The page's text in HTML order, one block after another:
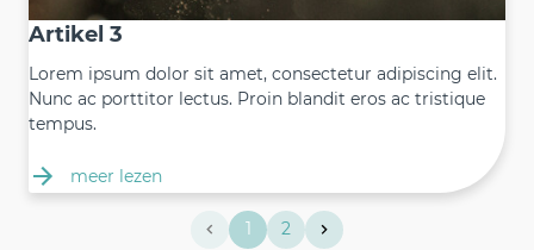
Artikel 3
Lorem ipsum dolor sit amet, consectetur adipiscing elit.
Nunc ac porttitor lectus. Proin blandit eros ac tristique
tempus.
meer lezen
1 2